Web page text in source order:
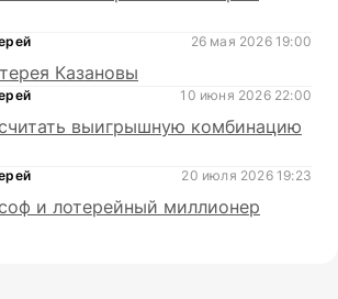
26 мая 2026 19:00
Казановы
10 июня 2026 22:00
выигрышную комбинацию
20 июля 2026 19:23
и лотерейный миллионер